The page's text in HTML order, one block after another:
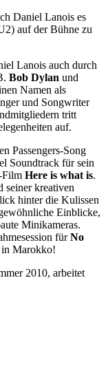
Daniel Lanois es
auf der Bühne zu
Lanois auch durch
Bob Dylan und
Namen als
und Songwriter
tritt
auf.
Passengers-Song
Soundtrack für sein
Film Here is what is.
seiner kreativen
hinter die Kulissen
Einblicke,
Minikameras.
fürNo
Marokko!
2010, arbeitet